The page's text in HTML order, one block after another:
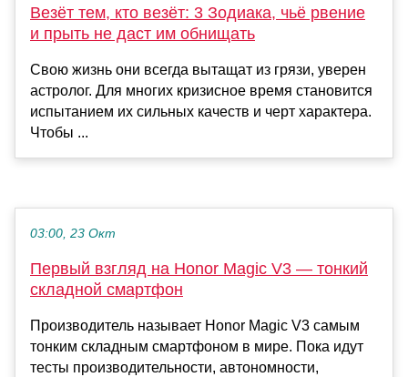
Везёт тем, кто везёт: 3 Зодиака, чьё рвение
и прыть не даст им обнищать
Свою жизнь они всегда вытащат из грязи, уверен
астролог. Для многих кризисное время становится
испытанием их сильных качеств и черт характера.
Чтобы ...
03:00, 23 Окт
Первый взгляд на Honor Magic V3 — тонкий
складной смартфон
Производитель называет Honor Magic V3 самым
тонким складным смартфоном в мире. Пока идут
тесты производительности, автономности,